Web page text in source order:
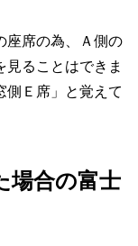
座席の為、Ａ側の
ることはできま
側Ｅ席」と覚えて
場合の富士